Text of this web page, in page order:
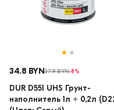
34.8 BYN37.9 BYN-8%
DUR D551 UHS Грунт-
наполнитель 1л + 0,2л